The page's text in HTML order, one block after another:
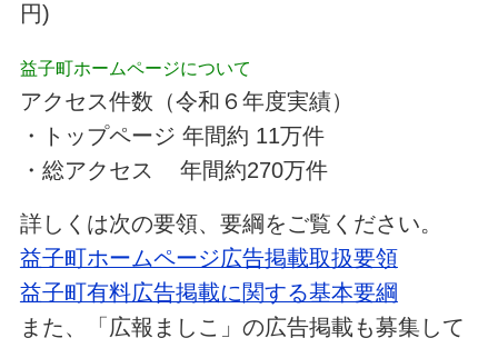
円)
益子町ホームページについて
アクセス件数（令和６年度実績）
・トップページ 年間約 11万件
・総アクセス 年間約270万件
詳しくは次の要領、要綱をご覧ください。
益子町ホームページ広告掲載取扱要領
益子町有料広告掲載に関する基本要綱
また、「広報ましこ」の広告掲載も募集して